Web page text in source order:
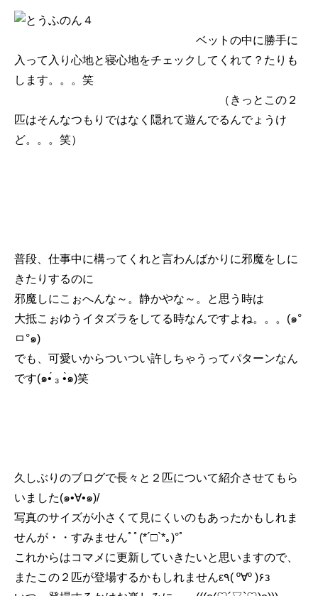
ベットの中に勝手に
入って入り心地と寝心地をチェックしてくれて？たりも
します。。。笑
（きっとこの２
匹はそんなつもりではなく隠れて遊んでるんでょうけ
ど。。。笑）
普段、仕事中に構ってくれと言わんばかりに邪魔をしに
きたりするのに
邪魔しにこぉへんな～。静かやな～。と思う時は
大抵こぉゆうイタズラをしてる時なんですよね。。。(๑°
ㅁ°๑)
でも、可愛いからついつい許しちゃうってパターンなん
です(๑•́ ₃ •̀๑)笑
久しぶりのブログで長々と２匹について紹介させてもら
いました(๑•∀•๑)/
写真のサイズが小さくて見にくいのもあったかもしれま
せんが・・すみませんﾟﾟ(*´□`*｡)°ﾟ
これからはコマメに更新していきたいと思いますので、
またこの２匹が登場するかもしれませんε٩( º∀º )۶з